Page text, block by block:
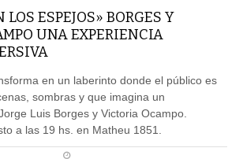
LOS ESPEJOS» BORGES Y
UNA EXPERIENCIA
en un laberinto donde el público es
sombras y que imagina un
Luis Borges y Victoria Ocampo.
a las 19 hs. en Matheu 1851.